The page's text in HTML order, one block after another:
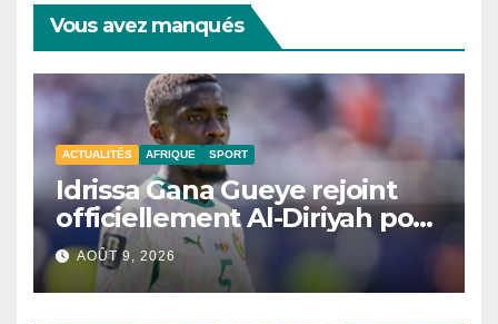
Vous avez manqués
ACTUALITÉS AFRIQUE SPORT
Idrissa Gana Gueye rejoint
officiellement Al-Diriyah pour
une saison
AOÛT 9, 2026